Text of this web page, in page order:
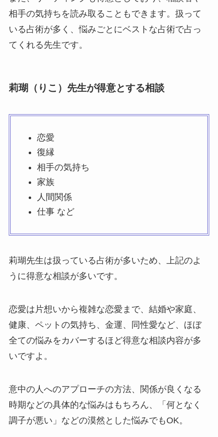
相手の気持ちを読み取ることもできます。扱って
いる占術が多く、悩みごとにベストな占術で占っ
てくれる先生です。
莉瑚（りこ）先生が得意とする相談
恋愛
復縁
相手の気持ち
家族
人間関係
仕事 など
莉瑚先生は扱っている占術が多いため、上記のよ
うに得意な相談が多いです。
恋愛は片想いから複雑な恋愛まで、結婚や家庭、
健康、ペットの気持ち、金運、同性愛など、ほぼ
全ての悩みをカバーするほど得意な相談内容が多
いですよ。
意中の人へのアプローチの方法、関係が良くなる
時期などの具体的な悩みはもちろん、「何となく
調子が悪い」などの漠然とした悩みでもOK。